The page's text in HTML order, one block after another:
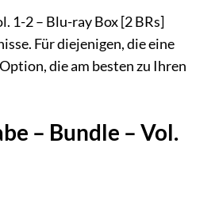
1-2 – Blu-ray Box [2 BRs]
Für diejenigen, die eine
die am besten zu Ihren
– Bundle – Vol.